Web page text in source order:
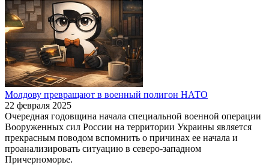
Молдову превращают в военный полигон НАТО
22 февраля 2025
Очередная годовщина начала специальной военной операции
Вооруженных сил России на территории Украины является
прекрасным поводом вспомнить о причинах ее начала и
проанализировать ситуацию в северо-западном
Причерноморье.